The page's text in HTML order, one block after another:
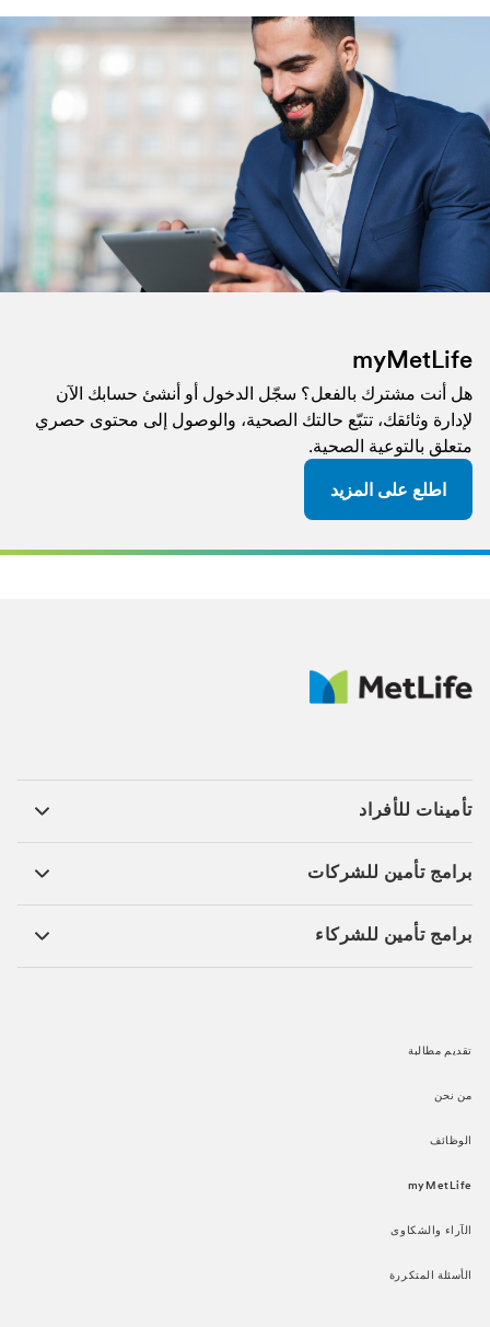
myMetLife
هل أنت مشترك بالفعل؟ سجّل الدخول أو أنشئ حسابك الآن
لإدارة وثائقك، تتبّع حالتك الصحية، والوصول إلى محتوى حصري
متعلق بالتوعية الصحية.​​​
اطلع على المزيد
تأمينات للأفراد ​
برامج تأمين للشركات​
برامج تأمين للشركاء​
تقديم مطالبة​
من نحن​
الوظائف​
myMetLife​
الآراء والشكاوى​
الأسئلة المتكررة​